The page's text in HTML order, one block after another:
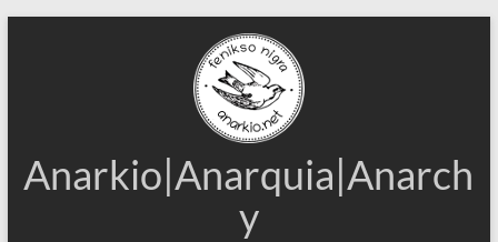
Anarkio|Anarquia|Anarch
y